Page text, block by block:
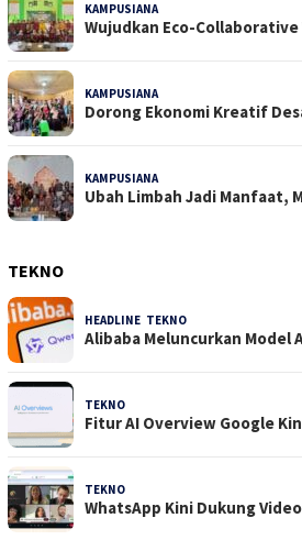
KAMPUSIANA
Wujudkan Eco-
KAMPUSIANA
Dorong Ekonomi Kreatif
KAMPUSIANA
Ubah Limbah Jadi Manfaat,
TEKNO
HEADLINE TEKNO
Alibaba Meluncurkan Model
TEKNO
Fitur AI Overview Google
TEKNO
WhatsApp Kini Dukung